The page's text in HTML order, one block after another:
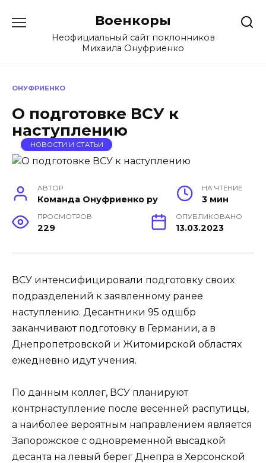
содержанию
Военкоры
Неофициальный сайт поклонников
Михаила Онуфриенко
ОНУФРИЕНКО
О подготовке ВСУ к
наступлению
НОВОСТИ И СТАТЬИ
АВТОР
Команда Онуфриенко ру
НА ЧТЕНИЕ
3 мин
ПРОСМОТРОВ
229
ОПУБЛИКОВАНО
13.03.2023
ВСУ интенсифицировали подготовку своих
подразделений к заявленному ранее
наступлению. Десантники 95 одшбр
заканчивают подготовку в Германии, а в
Днепропетровской и Житомирской областях
ежедневно идут учения.
По данным коллег, ВСУ планируют
контрнаступление после весенней распутицы,
а наиболее вероятным направлением является
Запорожское с одновременной высадкой
десанта на левый берег Днепра в Херсонской